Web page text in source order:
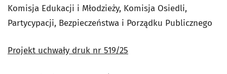
Komisja Edukacji i Młodzieży, Komisja Osiedli,
Partycypacji, Bezpieczeństwa i Porządku Publicznego
Projekt uchwały druk nr 519/25